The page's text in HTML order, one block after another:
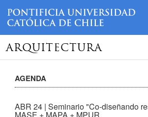
ARQUITECTURA
AGENDA
ABR 24 | Seminario "Co-diseñando
MASE + MAPA + MPUR